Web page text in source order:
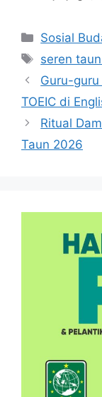
Kategori
Sosial
Tag
seren
Guru-
TOEIC di
Ritual
Taun 2026